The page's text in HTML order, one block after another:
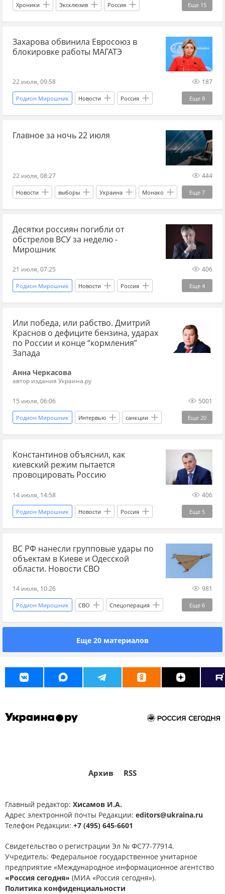
Еще 15
Хроники Эксклюзив Россия
Украина Киев Владимир Зеленский
Михаил Федоров Александр Сырский
Вооруженные силы Украины
воздушная тревога тревога
Захарова обвинила Евросоюз в
блокировке работы МАГАТЭ
22 июля, 09:58 187
Еще 8
Родион Мирошник Новости Россия
Украина Киев Александр Яковлев
ЕС Запорожская АЭС
Главное за ночь 22 июля
22 июля, 08:27 444
Еще 7
Новости выборы Украина Монако
Иран Владимир Зеленский
Николай Азаров Вадим Ермолаев
Украина.ру Вооруженные силы Украины
Десятки россиян погибли от
обстрелов ВСУ за неделю -
Мирошник
21 июля, 07:25 406
Еще 4
Родион Мирошник Новости Россия
Киев Украина
Вооруженные силы Украины Украина.ру
Или победа, или рабство. Дмитрий
Краснов о дефиците бензина, ударах
по России и конце “кормления”
Запада
Анна Черкасова
автор издания Украина.ру
15 июля, 06:06 5001
Еще 20
Родион Мирошник Интервью санкции
Россия Запад Европа
Дональд Трамп Владимир Зеленский
НПЗ Вооруженные силы Украины
чем закончится война на Украине
IT-компания
мир Иран
Константинов объяснил, как
киевский режим пытается
провоцировать Россию
14 июля, 14:58 406
Еще 5
Родион Мирошник Новости Россия
Запад Владимир Константинов
Вооруженные силы Украины Украина.ру
Белгородская область
ВС РФ нанесли групповые удары по
объектам в Киеве и Одесской
области. Новости СВО
14 июля, 10:26 981
Еще 6
Родион Мирошник СВО Спецоперация
Россия Киев Одесская область
Вооруженные силы Украины Украина.ру
Еще 20 материалов
Архив RSS
Главный редактор: Хисамов И.А.
Адрес электронной почты Редакции: editors@ukraina.ru
Телефон Редакции: +7 (495) 645-6601
Свидетельство о регистрации Эл № ФС77-77914.
Учредитель: Федеральное государственное унитарное
предприятие «Международное информационное агентство
«Россия сегодня» (МИА «Россия сегодня»).
Политика конфиденциальности